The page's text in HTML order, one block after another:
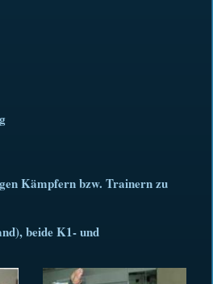
Kämpfern bzw. Trainern zu
beide K1- und